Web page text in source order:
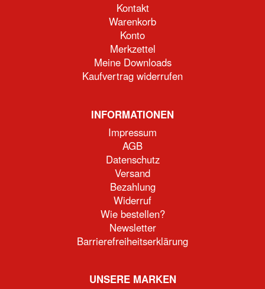
Kontakt
Warenkorb
Konto
Merkzettel
Meine Downloads
Kaufvertrag widerrufen
INFORMATIONEN
Impressum
AGB
Datenschutz
Versand
Bezahlung
Widerruf
Wie bestellen?
Newsletter
Barrierefreiheitserklärung
UNSERE MARKEN